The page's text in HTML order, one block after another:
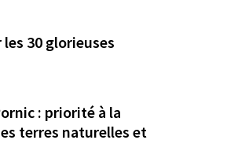
30 glorieuses
: priorité à la
terres naturelles et